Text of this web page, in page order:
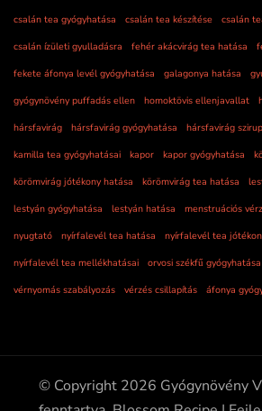
csalán tea gyógyhatása csalán tea készítése
csalán
csalán ízületi gyulladásra
fehér akácvirág tea hatása
fekete áfonya levél gyógyhatása
galagonya hatása
gyógynövény puffadás ellen
homoktövis ellenjavallat
hársfavirág
hársfavirág gyógyhatása hársfavirág szirup
kamilla tea gyógyhatásai
kapor kapor gyógyhatása
körömvirág jótékony hatása
körömvirág tea hatása
lestyán gyógyhatása
lestyán hatása menstruációs
nyugtató
nyírfalevél tea hatása
nyírfalevél tea
nyírfalevél tea mellékhatásai
orvosi székfű gyógyhatása
vérnyomás szabályozás
vérzés csillapítás áfonya
© Copyright 2026 Gyógynövény